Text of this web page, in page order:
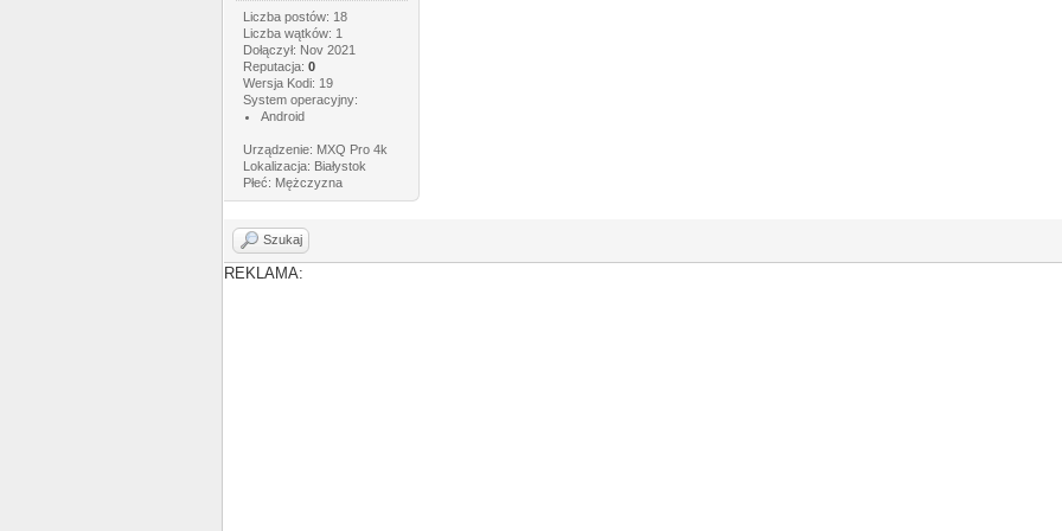
Liczba postów: 18
Liczba wątków: 1
Dołączył: Nov 2021
Reputacja: 0
Wersja Kodi: 19
System operacyjny:
Android
Urządzenie: MXQ Pro 4k
Lokalizacja: Białystok
Płeć: Mężczyzna
Szukaj
REKLAMA: